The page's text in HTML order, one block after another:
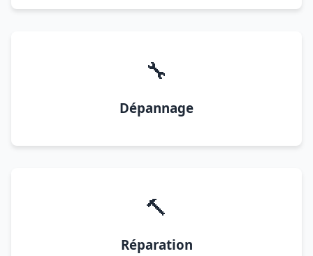
🔧
Dépannage
🔨
Réparation